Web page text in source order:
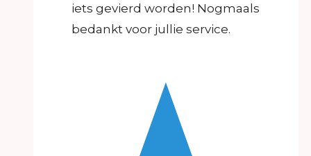
iets gevierd worden! Nogmaals
bedankt voor jullie service.